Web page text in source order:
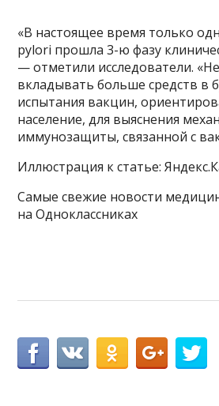
«В настоящее время только
pylori прошла 3-ю фазу
— отметили исследователи.
вкладывать больше средств в
испытания вакцин,
население, для выяснения
иммунозащиты, связанной с
Иллюстрация к статье:
Самые свежие новости
на Одноклассниках